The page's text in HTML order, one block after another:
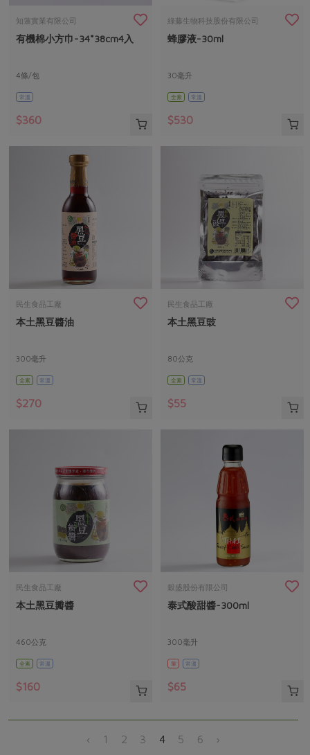
知蓮實業有限公司
有機棉小方巾-34*38cm4入
4條/包
常溫
$360
綠藤生物科技股份有限公司
蜂膠液-30ml
30毫升
全素 常溫
$530
民生食品工廠
本土黑豆醬油
300毫升
全素 常溫
$270
民生食品工廠
本土黑豆豉
80公克
全素 常溫
$55
民生食品工廠
本土黑豆瓣醬
460公克
全素 常溫
$160
穀盛股份有限公司
泰式酸甜醬-300ml
300毫升
葷 常溫
$65
‹ 1 2 3 4 5 6 ›